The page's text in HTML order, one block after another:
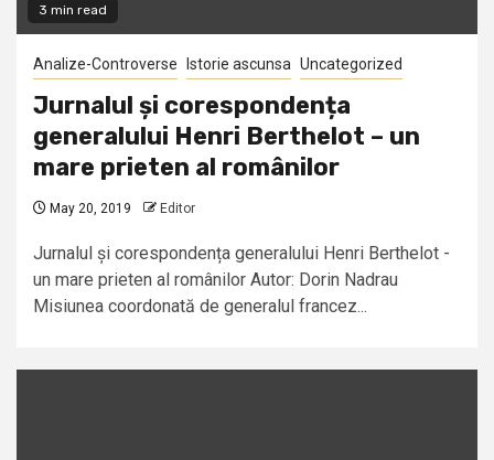
3 min read
Analize-Controverse Istorie ascunsa Uncategorized
Jurnalul și corespondența
generalului Henri Berthelot – un
mare prieten al românilor
May 20, 2019 Editor
Jurnalul și corespondența generalului Henri Berthelot -
un mare prieten al românilor Autor: Dorin Nadrau
Misiunea coordonată de generalul francez...